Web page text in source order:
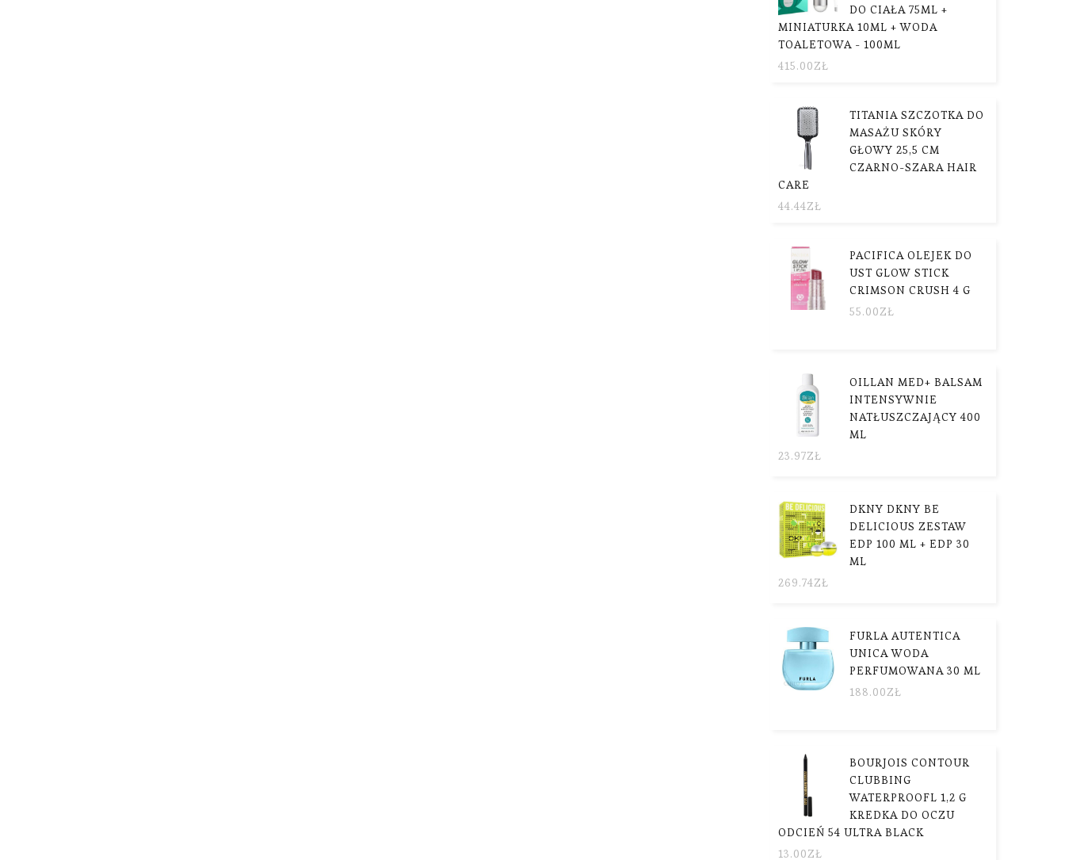
DO CIAŁA 75ML +
MINIATURKA 10ML + WODA
TOALETOWA - 100ML
415.00ZŁ
TITANIA SZCZOTKA DO
MASAŻU SKÓRY
GŁOWY 25,5 CM
CZARNO-SZARA HAIR
CARE
44.44ZŁ
PACIFICA OLEJEK DO
UST GLOW STICK
CRIMSON CRUSH 4 G
55.00ZŁ
OILLAN MED+ BALSAM
INTENSYWNIE
NATŁUSZCZAJĄCY 400
ML
23.97ZŁ
DKNY DKNY BE
DELICIOUS ZESTAW
EDP 100 ML + EDP 30
ML
269.74ZŁ
FURLA AUTENTICA
UNICA WODA
PERFUMOWANA 30 ML
188.00ZŁ
BOURJOIS CONTOUR
CLUBBING
WATERPROOFL 1,2 G
KREDKA DO OCZU
ODCIEŃ 54 ULTRA BLACK
13.00ZŁ